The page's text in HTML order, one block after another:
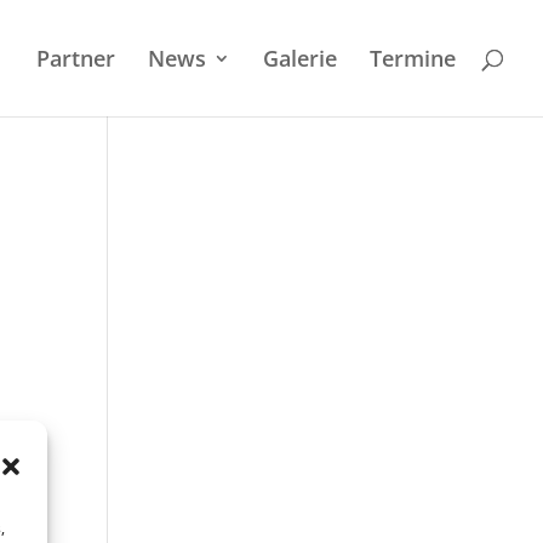
Partner News Galerie Termi­ne